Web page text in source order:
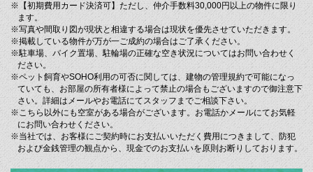
※【初期費用カード決済可】ただし、仲介手数料30,000円以上の物件に限り
ます。
※写真や間取り図が現状と相違する場合は現状を優先させていただきます。
※掲載している物件が万が一ご成約の場合はご了承ください。
※駐車場、バイク置場、駐輪場の正確な空き状況についてはお問い合わせく
ださい。
※ペット飼育やSOHO利用の可否に関しては、建物の管理規約で可能になっ
ていても、お部屋の所有者様によって禁止の場合もございますので御注意下
さい。詳細はメールやお電話にてスタッフまでご相談下さい。
※こちら以外にも空室がある場合がございます。お電話かメールにてお気軽
にお問い合わせください。
※当社では、お客様にご契約時にお支払いいただく費用につきまして、防犯
および金銭管理の観点から、現金でのお支払いを原則お断りしております。